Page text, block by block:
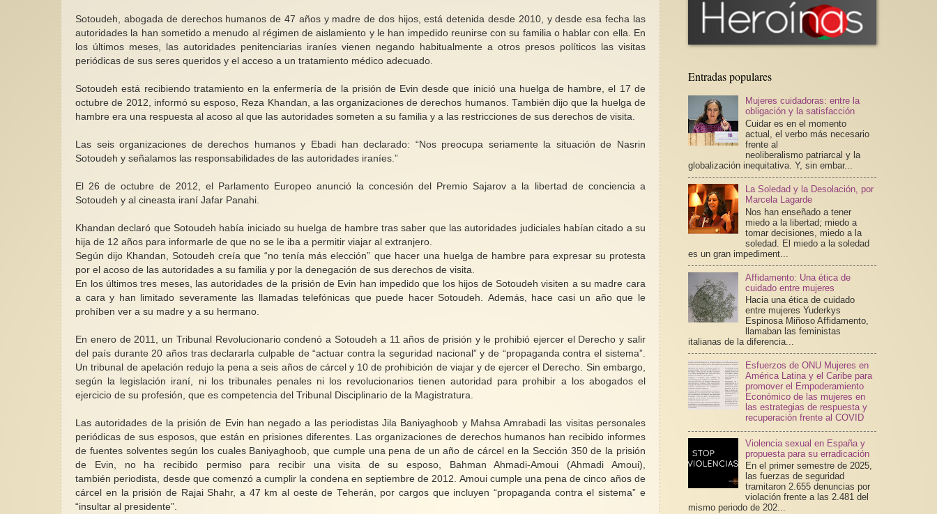
Sotoudeh, abogada de derechos humanos de 47 años y madre de dos hijos, está detenida desde 2010, y desde esa fecha las
autoridades la han sometido a menudo al régimen de aislamiento y le han impedido reunirse con su familia o hablar con ella. En
los últimos meses, las autoridades penitenciarias iraníes vienen negando habitualmente a otros presos políticos las visitas
periódicas de sus seres queridos y el acceso a un tratamiento médico adecuado.
Sotoudeh está recibiendo tratamiento en la enfermería de la prisión de Evin desde que inició una huelga de hambre, el 17 de
octubre de 2012, informó su esposo, Reza Khandan, a las organizaciones de derechos humanos. También dijo que la huelga de
hambre era una respuesta al acoso al que las autoridades someten a su familia y a las restricciones de sus derechos de visita.
Las seis organizaciones de derechos humanos y Ebadi han declarado: “Nos preocupa seriamente la situación de Nasrin
Sotoudeh y señalamos las responsabilidades de las autoridades iraníes.”
El 26 de octubre de 2012, el Parlamento Europeo anunció la concesión del Premio Sajarov a la libertad de conciencia a
Sotoudeh y al cineasta iraní Jafar Panahi.
Khandan declaró que Sotoudeh había iniciado su huelga de hambre tras saber que las autoridades judiciales habían citado a su
hija de 12 años para informarle de que no se le iba a permitir viajar al extranjero.
Según dijo Khandan, Sotoudeh creía que “no tenía más elección” que hacer una huelga de hambre para expresar su protesta
por el acoso de las autoridades a su familia y por la denegación de sus derechos de visita.
En los últimos tres meses, las autoridades de la prisión de Evin han impedido que los hijos de Sotoudeh visiten a su madre cara
a cara y han limitado severamente las llamadas telefónicas que puede hacer Sotoudeh. Además, hace casi un año que le
prohíben ver a su madre y a su hermano.
En enero de 2011, un Tribunal Revolucionario condenó a Sotoudeh a 11 años de prisión y le prohibió ejercer el Derecho y salir
del país durante 20 años tras declararla culpable de “actuar contra la seguridad nacional” y de “propaganda contra el sistema”.
Un tribunal de apelación redujo la pena a seis años de cárcel y 10 de prohibición de viajar y de ejercer el Derecho. Sin embargo,
según la legislación iraní, ni los tribunales penales ni los revolucionarios tienen autoridad para prohibir a los abogados el
ejercicio de su profesión, que es competencia del Tribunal Disciplinario de la Magistratura.
Las autoridades de la prisión de Evin han negado a las periodistas Jila Baniyaghoob y Mahsa Amrabadi las visitas personales
periódicas de sus esposos, que están en prisiones diferentes. Las organizaciones de derechos humanos han recibido informes
de fuentes solventes según los cuales Baniyaghoob, que cumple una pena de un año de cárcel en la Sección 350 de la prisión
de Evin, no ha recibido permiso para recibir una visita de su esposo, Bahman Ahmadi-Amoui (Ahmadi Amoui),
también periodista, desde que comenzó a cumplir la condena en septiembre de 2012. Amoui cumple una pena de cinco años de
cárcel en la prisión de Rajai Shahr, a 47 km al oeste de Teherán, por cargos que incluyen “propaganda contra el sistema” e
“insultar al presidente”.
Entradas populares
Mujeres cuidadoras: entre la
obligación y la satisfacción
Cuidar es en el momento
actual, el verbo más necesario
frente al
neoliberalismo patriarcal y la
globalización inequitativa. Y, sin embar...
La Soledad y la Desolación, por
Marcela Lagarde
Nos han enseñado a tener
miedo a la libertad; miedo a
tomar decisiones, miedo a la
soledad. El miedo a la soledad
es un gran impediment...
Affidamento: Una ética de
cuidado entre mujeres
Hacia una ética de cuidado
entre mujeres Yuderkys
Espinosa Miñoso Affidamento,
llamaban las feministas
italianas de la diferencia...
Esfuerzos de ONU Mujeres en
América Latina y el Caribe para
promover el Empoderamiento
Económico de las mujeres en
las estrategias de respuesta y
recuperación frente al COVID
Violencia sexual en España y
propuesta para su erradicación
En el primer semestre de 2025,
las fuerzas de seguridad
tramitaron 2.655 denuncias por
violación frente a las 2.481 del
mismo periodo de 202...